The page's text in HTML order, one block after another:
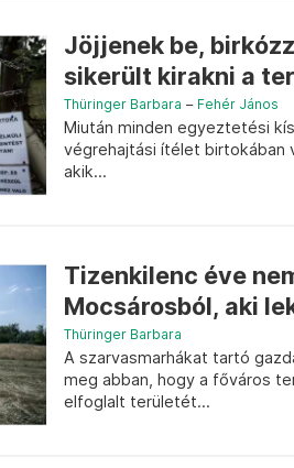
Jöjjenek be,
sikerült kirakni a
Thüringer Barbara – Fehér János
Miután minden egyeztetési
végrehajtási ítélet birtokában
akik...
Tizenkilenc éve
Mocsárosból, aki
Thüringer Barbara
A szarvasmarhákat tartó
meg abban, hogy a főváros
elfoglalt területét...